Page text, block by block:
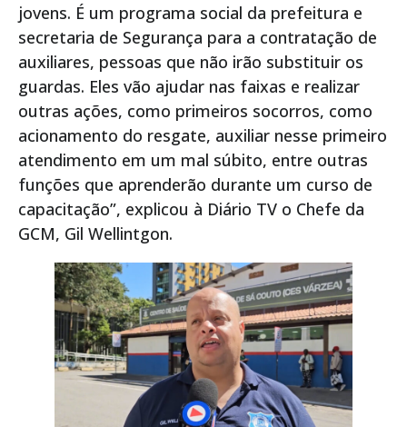
jovens. É um programa social da prefeitura e
secretaria de Segurança para a contratação de
auxiliares, pessoas que não irão substituir os
guardas. Eles vão ajudar nas faixas e realizar
outras ações, como primeiros socorros, como
acionamento do resgate, auxiliar nesse primeiro
atendimento em um mal súbito, entre outras
funções que aprenderão durante um curso de
capacitação”, explicou à Diário TV o Chefe da
GCM, Gil Wellintgon.